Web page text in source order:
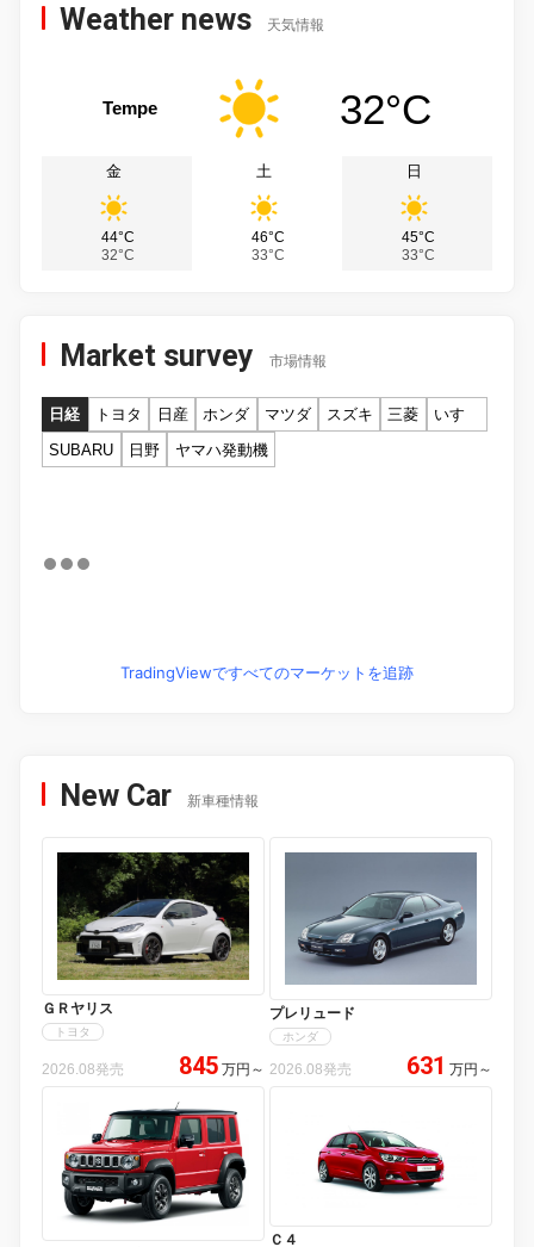
Weather news 天気情報
Tempe 32°C
金
44°C
32°C
土
46°C
33°C
日
45°C
33°C
Market survey 市場情報
日経 トヨタ 日産 ホンダ マツダ スズキ 三菱
いすゞ
SUBARU
日野 ヤマハ発動機
TradingViewですべてのマーケットを追跡
New Car 新車種情報
ＧＲヤリス
トヨタ
2026.08発売 845 万円 ～
プレリュード
ホンダ
2026.08発売 631 万円 ～
Ｃ４